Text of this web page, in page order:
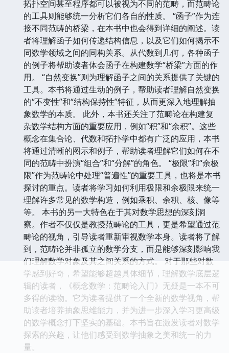
拓扑空间甚至程序都可以被视为不同的范畴，而范畴论
的工具则能够统一分析它们各自的性质。 “函子”作为连
接不同范畴的桥梁，在本书中也会得到详细的阐述。读
者将理解函子如何传递结构信息，以及它们如何揭示不
同数学领域之间的同构关系。从代数到几何，各种函子
的例子将帮助读者体会函子在构建数学“桥梁”方面的作
用。 “自然变换”则为理解函子之间的关系提供了关键的
工具。本书将通过生动的例子，帮助读者理解自然变换
的“不变性”和“结构保持性”特征，从而更深入地理解抽
象数学的本质。 此外，本书还关注了范畴论在构建复
杂数学结构方面的重要应用，例如“积”和“余积”。这些
概念在集合论、代数和拓扑学中都有广泛的应用，本书
将通过清晰的图示和例子，帮助读者理解它们如何在不
同的范畴中扮演“组合”和“分解”的角色。 “极限”和“余极
限”作为范畴论中处理“普遍性”的重要工具，也将是本书
探讨的重点。读者将学习如何利用极限和余极限来统一
理解许多常见的数学构造，例如乘积、余积、核、像等
等。 本书的另一大特色在于其对数学思想的深刻洞
察。作者不仅仅是教授范畴论的工具，更是希望通过范
畴论的视角，引导读者重新审视数学本身。读者将了解
到，范畴论并非孤立的数学分支，而是能够深刻影响我
们理解数学对象及其之间关系的方式。 对于那些对数
学感到好奇，希望能够超越具体细节，理解数学底层逻
辑的读者，《概念数学：范畴论入门》无疑是一本不可
多得的读物。它为读者提供了一个全新的数学视角，帮
助读者培养抽象思维能力，并为进一步深入学习更高级
的数学概念打下坚实的基础。本书旨在激发读者对数学
探索的兴趣，让他们感受到数学抽象之美和统一的力
量。